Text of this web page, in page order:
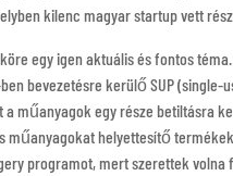
kilenc magyar startup vett
egy igen aktuális és fontos
ben bevezetésre kerülő SUP
a műanyagok egy része betiltásra
műanyagokat helyettesítő
programot, mert szerettek